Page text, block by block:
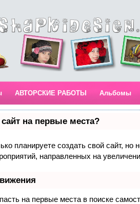
АВТОРСКИЕ РАБОТЫ Альбомы
на первые места?
планируете создать свой сайт, но
направленных на
на первые места в поиске